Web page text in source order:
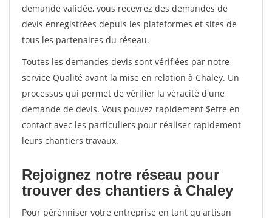
demande validée, vous recevrez des demandes de
devis enregistrées depuis les plateformes et sites de
tous les partenaires du réseau.
Toutes les demandes devis sont vérifiées par notre
service Qualité avant la mise en relation à Chaley. Un
processus qui permet de vérifier la véracité d'une
demande de devis. Vous pouvez rapidement $etre en
contact avec les particuliers pour réaliser rapidement
leurs chantiers travaux.
Rejoignez notre réseau pour
trouver des chantiers à Chaley
Pour pérénniser votre entreprise en tant qu'artisan